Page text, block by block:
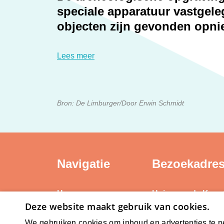
Erfgoed
speciale apparatuur
objecten zijn gevonden
Lees meer
Bron: De Limburger/Door Erwin Schmidt
Navigatie
Home
Kerntaken
Huis voor de
Weerstand
Deze website maakt gebruik van cookies.